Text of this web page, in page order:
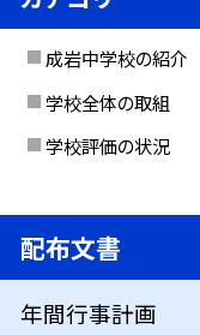
成岩中学校の紹介
学校全体の取組
学校評価の状況
配布文書
年間行事計画